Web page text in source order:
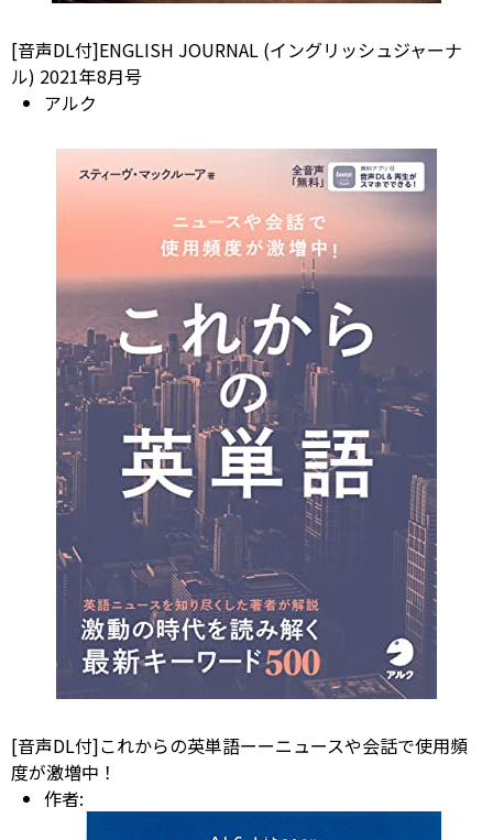
[音声DL付]ENGLISH JOURNAL (イングリッシュジャーナ
ル) 2021年8月号
アルク
[音声DL付]これからの英単語ーーニュースや会話で使用頻
度が激増中！
作者: